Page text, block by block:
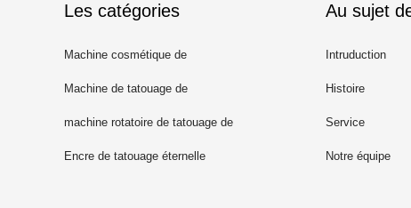
Les catégories
Machine cosmétique de
tatouage
Machine de tatouage de
maquillage permanent
machine rotatoire de tatouage de
stylo
Encre de tatouage éternelle
Au sujet
Intruduction
Histoire
Service
Notre équipe